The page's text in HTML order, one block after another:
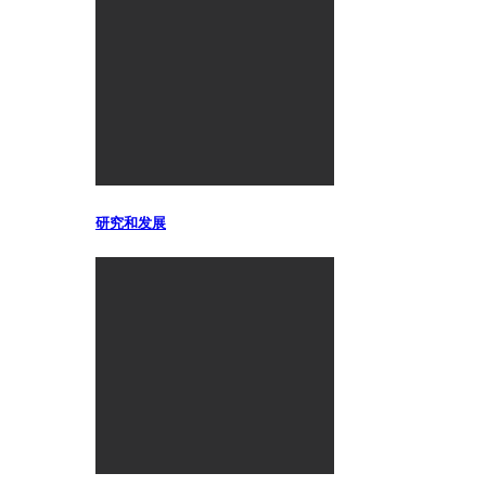
研究和发展